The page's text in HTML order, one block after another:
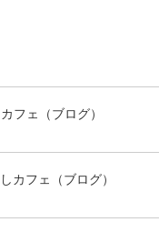
フェ（ブログ）
カフェ（ブログ）